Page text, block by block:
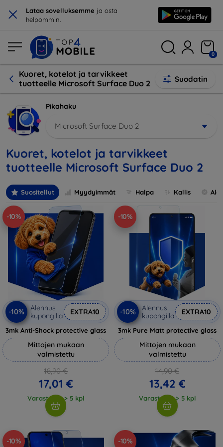
× Lataa sovelluksemme ja osta
helpommin.
0
Kuoret, kotelot ja tarvikkeet
tuotteelle Microsoft Surface Duo 2
Suodatin
Pikahaku
Microsoft Surface Duo 2
Kuoret, kotelot ja tarvikkeet
tuotteelle Microsoft Surface Duo 2
Suositellut Myydyimmät Halpa Kallis
-10%
-10%
Alennus
kupongilla
EXTRA10
3mk Anti-Shock protective glass
Mittojen mukaan
valmistettu
18,90 €
17,01 €
Varastossa > 5 kpl
-10%
-10%
Alennus
kupongilla
EXTRA10
3mk Pure Matt protective glass
Mittojen mukaan
valmistettu
14,90 €
13,42 €
Varastossa > 5 kpl
-10% -10%